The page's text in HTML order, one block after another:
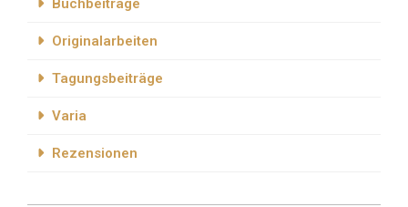
Buchbeiträge
Originalarbeiten
Tagungsbeiträge
Varia
Rezensionen